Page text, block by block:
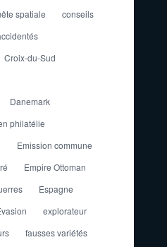
spatiale
conseils
Croix-du-Sud
Danemark
philatélie
Emission commune
Empire Ottoman
Espagne
explorateur
fausses variétés